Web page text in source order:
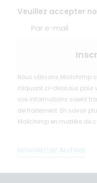
Veuillez accepter
Par e-mail
Nous utilisons Mailchimp
cliquant ci-dessous pour
vos informations soient
de traitement. En savoir
Mailchimp en matière de
Newsletter Archive